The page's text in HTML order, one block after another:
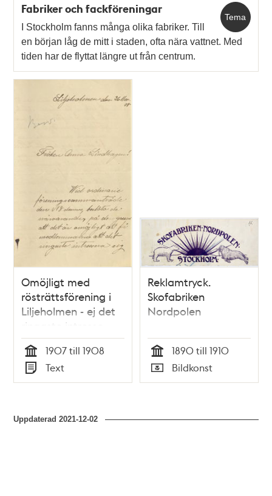
Tema
Fabriker och fackföreningar
I Stockholm fanns många olika fabriker. Till
en början låg de mitt i staden, ofta nära vattnet. Med
tiden har de flyttat längre ut från centrum.
Omöjligt med
rösträttsförening i
Liljeholmen - ej det
ringaste intresse
Tid
1907 till 1908
Typ
Text
Reklamtryck.
Skofabriken
Nordpolen
Tid
1890 till 1910
Typ
Bildkonst
Uppdaterad2021-12-02